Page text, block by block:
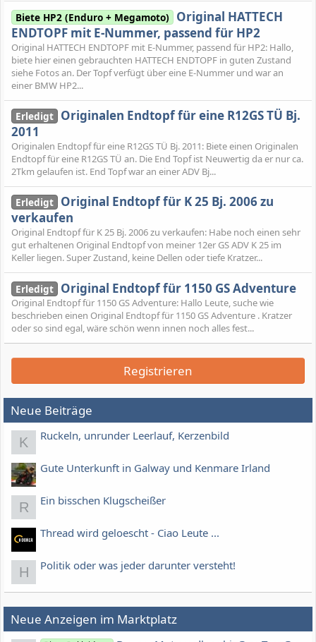
Biete HP2 (Enduro + Megamoto) Original HATTECH
ENDTOPF mit E-Nummer, passend für HP2
Original HATTECH ENDTOPF mit E-Nummer, passend für HP2: Hallo,
biete hier einen gebrauchten HATTECH ENDTOPF in guten Zustand
siehe Fotos an. Der Topf verfügt über eine E-Nummer und war an
einer BMW HP2...
Erledigt Originalen Endtopf für eine R12GS TÜ Bj.
2011
Originalen Endtopf für eine R12GS TÜ Bj. 2011: Biete einen Originalen
Endtopf für eine R12GS TÜ an. Die End Topf ist Neuwertig da er nur ca.
2Tkm gelaufen ist. End Topf war an einer ADV Bj...
Erledigt Original Endtopf für K 25 Bj. 2006 zu
verkaufen
Original Endtopf für K 25 Bj. 2006 zu verkaufen: Habe noch einen sehr
gut erhaltenen Original Endtopf von meiner 12er GS ADV K 25 im
Keller liegen. Super Zustand, keine Dellen oder tiefe Kratzer...
Erledigt Original Endtopf für 1150 GS Adventure
Original Endtopf für 1150 GS Adventure: Hallo Leute, suche wie
beschrieben einen Original Endtopf für 1150 GS Adventure . Kratzer
oder so sind egal, wäre schön wenn innen noch alles fest...
Registrieren
Neue Beiträge
K Ruckeln, unrunder Leerlauf, Kerzenbild
Gute Unterkunft in Galway und Kenmare Irland
R Ein bisschen Klugscheißer
Thread wird geloescht - Ciao Leute ...
H Politik oder was jeder darunter versteht!
Neue Anzeigen im Marktplatz